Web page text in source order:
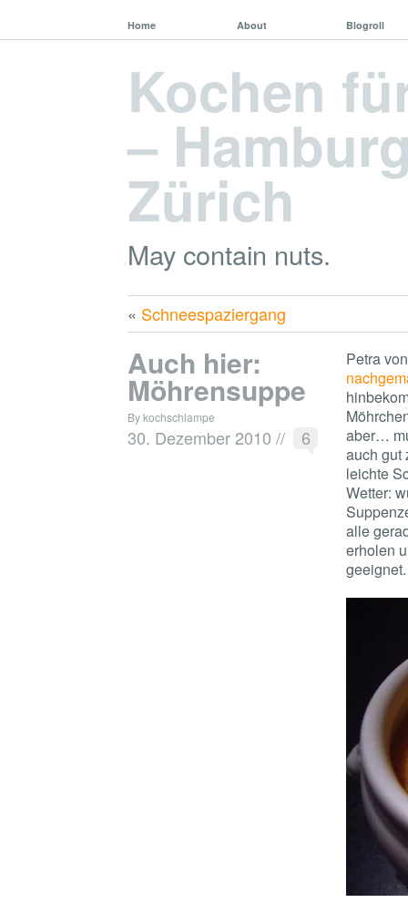
Home About Blogroll
Kochen
–
Zürich
May contain nuts.
« Schneespaziergang
Auch hier:
Möhrensuppe
By kochschlampe
30. Dezember 2010 // 6
Petra
aber…
auch gut
leichte
Wetter:
alle
erholen
geeignet.